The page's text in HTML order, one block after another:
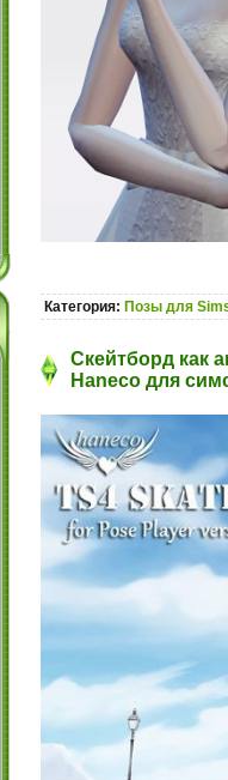
Категория: Позы для
Скейтборд как
Haneco для